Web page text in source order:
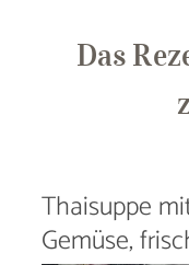
Das
Thaisuppe
Gemüse,